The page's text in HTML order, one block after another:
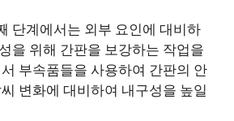
단계에서는 외부 요인에 대비하
을 위해 간판을 보강하는 작업을
부속품들을 사용하여 간판의 안
변화에 대비하여 내구성을 높일